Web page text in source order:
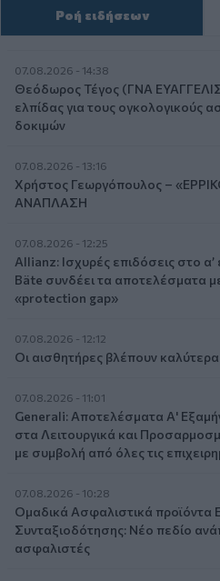
Ροή ειδήσεων
07.08.2026 - 14:38
Θεόδωρος Τέγος (ΓΝΑ
ελπίδας για τους ογκολογικούς
δοκιμών
07.08.2026 - 13:16
Χρήστος Γεωργόπουλος –
ΑΝΑΠΛΑΣΗ
07.08.2026 - 12:25
Allianz: Ισχυρές επιδόσεις στο
Bäte συνδέει τα αποτελέσματα
«protection gap»
07.08.2026 - 12:12
Οι αισθητήρες βλέπουν
07.08.2026 - 11:01
Generali: Αποτελέσματα Α'
στα Λειτουργικά και
με συμβολή από όλες τις
07.08.2026 - 10:28
Ομαδικά Ασφαλιστικά προϊόντα
Συνταξιοδότησης: Νέο πεδίο
ασφαλιστές